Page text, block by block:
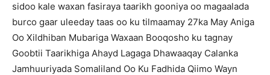
sidoo kale waxan fasiraya taarikh gooniya oo magaalada
burco gaar uleeday taas oo ku tilmaamay 27ka May Aniga
Oo Xildhiban Mubariga Waxaan Booqosho ku tagnay
Goobtii Taarikhiga Ahayd Lagaga Dhawaaqay Calanka
Jamhuuriyada Somaliland Oo Ku Fadhida Qiimo Wayn